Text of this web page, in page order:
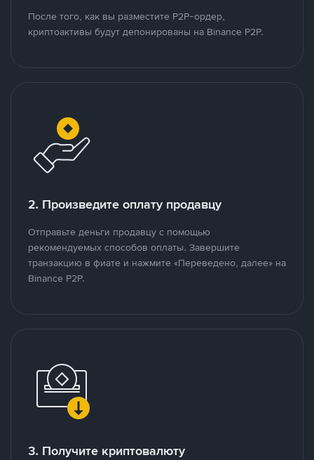
После того, как вы разместите P2P-ордер,
криптоактивы будут депонированы на Binance P2P.
2. Произведите оплату продавцу
Отправьте деньги продавцу с помощью
рекомендуемых способов оплаты. Завершите
транзакцию в фиате и нажмите «Переведено, далее» на
Binance P2P.
3. Получите криптовалюту